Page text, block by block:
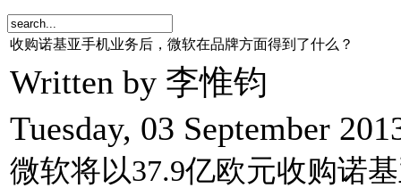
收购诺基亚手机业务后，微软在品牌方面得到了什么？
Written by 李惟钧
Tuesday, 03 September
微软将以37.9亿欧元收购诺